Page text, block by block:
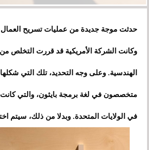
حدثت موجة جديدة من عمليات تسريح
وكانت الشركة الأمريكية قد قررت التخلص
الهندسية. وعلى وجه التحديد، تلك التي
متخصصون في لغة برمجة بايثون، والتي
في الولايات المتحدة. وبدلا من ذلك، سيتم